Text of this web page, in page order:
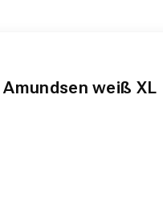
weiß XL